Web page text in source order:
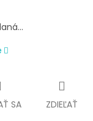
SA ZDIEĽAŤ